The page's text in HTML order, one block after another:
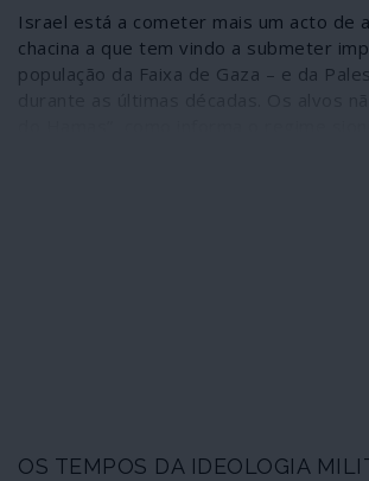
Israel está a cometer mais um acto de
chacina a que tem vindo a submeter
população da Faixa de Gaza – e da
OS TEMPOS DA IDEOLOGIA